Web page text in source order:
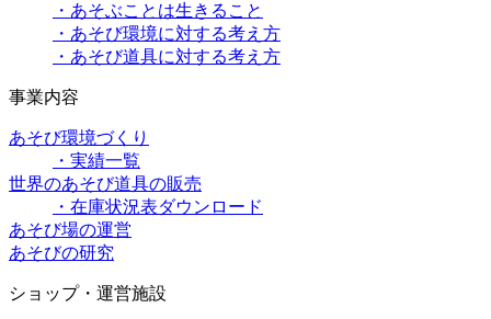
・あそぶことは生きること
・あそび環境に対する考え方
・あそび道具に対する考え方
事業内容
あそび環境づくり
・実績一覧
世界のあそび道具の販売
・在庫状況表ダウンロード
あそび場の運営
あそびの研究
ショップ・運営施設